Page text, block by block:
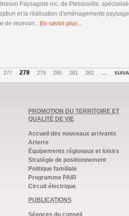
Paysagiste inc. de Plessisville,
et la réalisation d'aménagements
de recevoir... En savoir plus...
277 278 279 280 281 282 …
PROMOTION DU TERRITOIRE ET
QUALITÉ DE VIE
Accueil des nouveaux arrivants
Arterre
Équipements régionaux et loisirs
Stratégie de positionnement
Politique familiale
Programme PAIR
Circuit électrique
PUBLICATIONS
Séances du conseil